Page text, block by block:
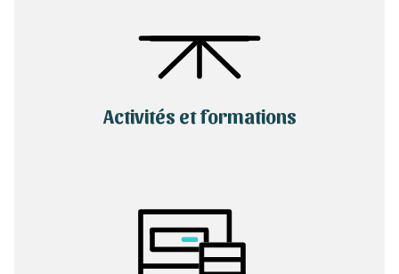
Activités et formations